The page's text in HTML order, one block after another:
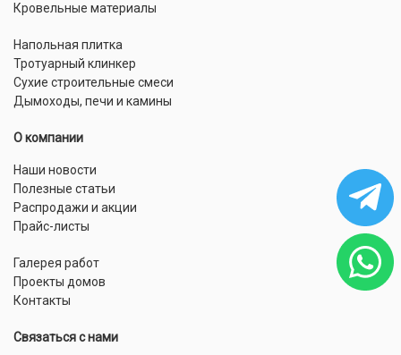
Кровельные материалы
Напольная плитка
Тротуарный клинкер
Сухие строительные смеси
Дымоходы, печи и камины
О компании
Наши новости
Полезные статьи
Распродажи и акции
Прайс-листы
Галерея работ
Проекты домов
Контакты
Связаться с нами